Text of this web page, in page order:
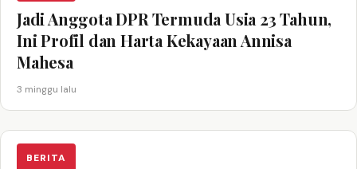
Jadi Anggota DPR Termuda Usia 23 Tahun,
Ini Profil dan Harta Kekayaan Annisa
Mahesa
3 minggu lalu
BERITA